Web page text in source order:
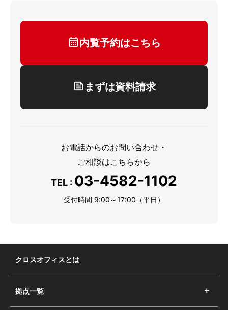
内覧予約はこちら
まずは資料請求
お電話からのお問い合わせ・
ご相談はこちらから
TEL : 03-4582-1102
受付時間 9:00～17:00（平日）
クロスオフィスとは
拠点一覧